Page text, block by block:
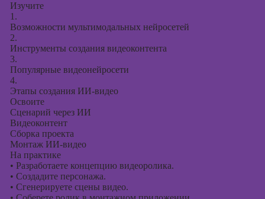
Изучите
1.
Возможности мультимодальных нейросетей
2.
Инструменты создания видеоконтента
3.
Популярные видеонейросети
4.
Этапы создания ИИ-видео
Освоите
Сценарий через ИИ
Видеоконтент
Сборка проекта
Монтаж ИИ-видео
На практике
• Разработаете концепцию видеоролика.
• Создадите персонажа.
• Сгенерируете сцены видео.